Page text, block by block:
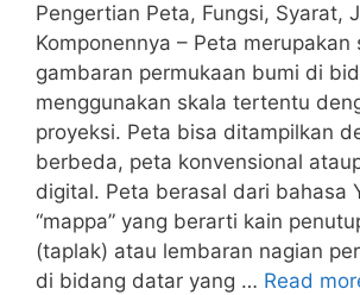
Pengertian Peta, Fungsi, Syarat,
Komponennya – Peta merupakan
gambaran permukaan bumi di
menggunakan skala tertentu
proyeksi. Peta bisa ditampilkan
berbeda, peta konvensional
digital. Peta berasal dari bahasa
“mappa” yang berarti kain
(taplak) atau lembaran nagian
di bidang datar yang … Read